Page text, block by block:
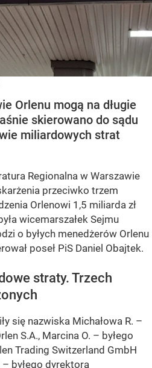
Orlenu mogą na długie
skierowano do sądu
miliardowych strat
Regionalna w Warszawie
przeciwko trzem
Orlenowi 1,5 miliarda zł
wicemarszałek Sejmu
o byłych menedżerów Orlenu
poseł PiS Daniel Obajtek.
straty. Trzech
się nazwiska Michałowa R. –
S.A., Marcina O. – byłego
Trading Switzerland GmbH
– byłego dyrektora